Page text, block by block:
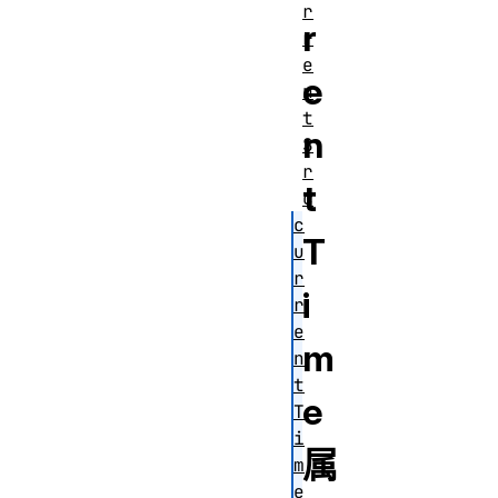
r
e
n
t
T
i
m
e
属
r
r
e
n
t
S
r
c
c
u
r
r
e
n
t
T
i
m
e